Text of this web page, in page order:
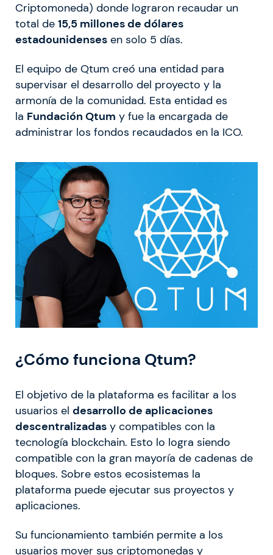
Criptomoneda) donde lograron recaudar un
total de 15,5 millones de dólares
estadounidenses en solo 5 días.
El equipo de Qtum creó una entidad para
supervisar el desarrollo del proyecto y la
armonía de la comunidad. Esta entidad es
la Fundación Qtum y fue la encargada de
administrar los fondos recaudados en la ICO.
¿Cómo funciona Qtum?
El objetivo de la plataforma es facilitar a los
usuarios el desarrollo de aplicaciones
descentralizadas y compatibles con la
tecnología blockchain. Esto lo logra siendo
compatible con la gran mayoría de cadenas de
bloques. Sobre estos ecosistemas la
plataforma puede ejecutar sus proyectos y
aplicaciones.
Su funcionamiento también permite a los
usuarios mover sus criptomonedas y